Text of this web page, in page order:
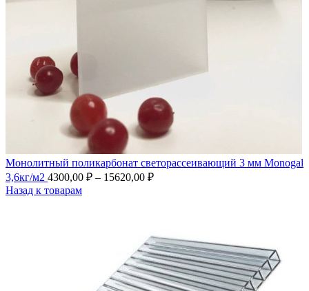
Монолитный поликарбонат светорассеивающий 3 мм Monogal
3,6кг/м2 4300,00 ₽ – 15620,00 ₽
Назад к товарам